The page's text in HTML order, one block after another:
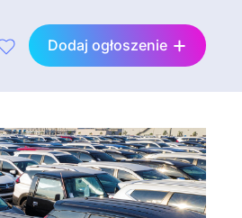
Dodaj ogłoszenie